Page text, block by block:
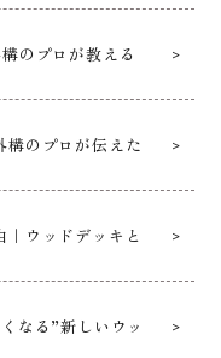
のプロが教える
構のプロが伝えた
｜ウッドデッキと
なる”新しいウッ